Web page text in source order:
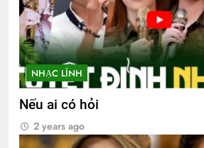
NHẠC LÍNH
Nếu ai có hỏi
2 years ago